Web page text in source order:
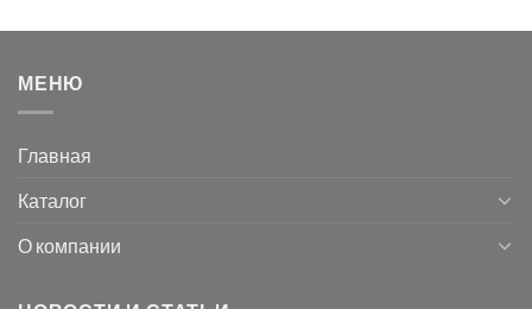
МЕНЮ
Главная
Каталог
О компании